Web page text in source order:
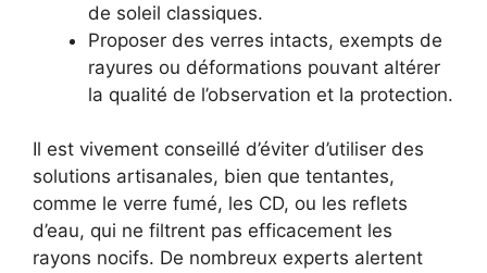
de soleil classiques.
Proposer des verres intacts, exempts de
rayures ou déformations pouvant altérer
la qualité de l’observation et la protection.
Il est vivement conseillé d’éviter d’utiliser des
solutions artisanales, bien que tentantes,
comme le verre fumé, les CD, ou les reflets
d’eau, qui ne filtrent pas efficacement les
rayons nocifs. De nombreux experts alertent